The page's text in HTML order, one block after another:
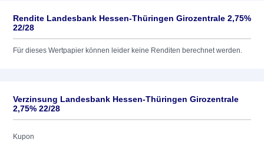
Rendite Landesbank Hessen-Thüringen Girozentrale 2,75%
22/28
Für dieses Wertpapier können leider keine Renditen berechnet werden.
Verzinsung Landesbank Hessen-Thüringen Girozentrale
2,75% 22/28
Kupon